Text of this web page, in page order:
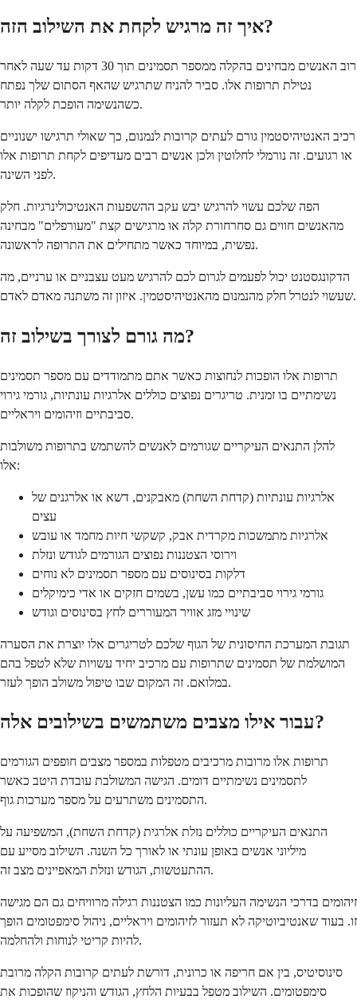
איך זה מרגיש לקחת את השילוב הזה?
רוב האנשים מבחינים בהקלה ממספר תסמינים תוך 30 דקות עד שעה לאחר
נטילת תרופות אלו. סביר להניח שתרגיש שהאף הסתום שלך נפתח
כשהנשימה הופכת לקלה יותר.
רכיב האנטיהיסטמין גורם לעתים קרובות לנמנום, כך שאולי תרגישו ישנוניים
או רגועים. זה נורמלי לחלוטין ולכן אנשים רבים מעדיפים לקחת תרופות אלו
לפני השינה.
הפה שלכם עשוי להרגיש יבש עקב ההשפעות האנטיכולינרגיות. חלק
מהאנשים חווים גם סחרחורת קלה או מרגישים קצת "מעורפלים" מבחינה
נפשית, במיוחד כאשר מתחילים את התרופה לראשונה.
הדקונגסטנט יכול לפעמים לגרום לכם להרגיש מעט עצבניים או ערניים, מה
שעשוי לנטרל חלק מהנמנום מהאנטיהיסטמין. איזון זה משתנה מאדם לאדם.
מה גורם לצורך בשילוב זה?
תרופות אלו הופכות לנחוצות כאשר אתם מתמודדים עם מספר תסמינים
נשימתיים בו זמנית. טריגרים נפוצים כוללים אלרגיות עונתיות, גורמי גירוי
סביבתיים וזיהומים ויראליים.
להלן התנאים העיקריים שגורמים לאנשים להשתמש בתרופות משולבות
אלו:
אלרגיות עונתיות (קדחת השחת) מאבקנים, דשא או אלרגנים של
עצים
אלרגיות מתמשכות מקרדית אבק, קשקשי חיות מחמד או עובש
וירוסי הצטננות נפוצים הגורמים לגודש ונזלת
דלקות בסינוסים עם מספר תסמינים לא נוחים
גורמי גירוי סביבתיים כמו עשן, בשמים חזקים או אדי כימיקלים
שינויי מזג אוויר המעוררים לחץ בסינוסים וגודש
תגובת המערכת החיסונית של הגוף שלכם לטריגרים אלו יוצרת את הסערה
המושלמת של תסמינים שתרופות עם מרכיב יחיד עשויות שלא לטפל בהם
במלואם. זה המקום שבו טיפול משולב הופך לעזר.
עבור אילו מצבים משתמשים בשילובים אלה?
תרופות אלו מרובות מרכיבים מטפלות במספר מצבים חופפים הגורמים
לתסמינים נשימתיים דומים. הגישה המשולבת עובדת היטב כאשר
התסמינים משתרעים על מספר מערכות גוף.
התנאים העיקריים כוללים נזלת אלרגית (קדחת השחת), המשפיעה על
מיליוני אנשים באופן עונתי או לאורך כל השנה. השילוב מסייע עם
ההתעטשות, הגודש ונזלת המאפיינים מצב זה.
זיהומים בדרכי הנשימה העליונות כמו הצטננות רגילה מרוויחים גם הם מגישה
זו. בעוד שאנטיביוטיקה לא תעזור לזיהומים ויראליים, ניהול סימפטומים הופך
להיות קריטי לנוחות ולהחלמה.
סינוסיטיס, בין אם חריפה או כרונית, דורשת לעתים קרובות הקלה מרובת
סימפטומים. השילוב מטפל בבעיות הלחץ, הגודש והניקוז שהופכות את